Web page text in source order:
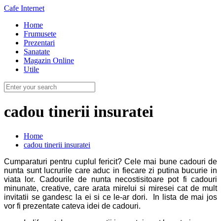
Cafe Internet
Home
Frumusete
Prezentari
Sanatate
Magazin Online
Utile
cadou tinerii insuratei
Home
cadou tinerii insuratei
Cumparaturi pentru cuplul fericit? Cele mai bune cadouri de
nunta sunt lucrurile care aduc in fiecare zi putina bucurie in
viata lor. Cadourile de nunta necostisitoare pot fi cadouri
minunate, creative, care arata mirelui si miresei cat de mult
invitatii se gandesc la ei si ce le-ar dori.
In lista de mai jos
vor fi prezentate cateva idei de cadouri.